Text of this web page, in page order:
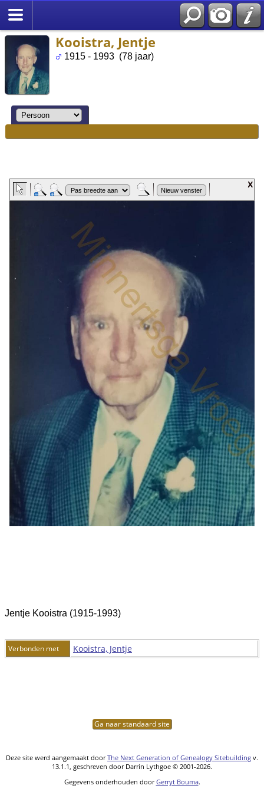
Kooistra, Jentje
1915 - 1993 (78 jaar)
Jentje Kooistra (1915-1993)
Verbonden met Kooistra, Jentje
Ga naar standaard site
Deze site werd aangemaakt doorThe Next Generation of Genealogy Sitebuilding v.
13.1.1, geschreven door Darrin Lythgoe © 2001-2026.
Gegevens onderhouden doorGerryt Bouma.